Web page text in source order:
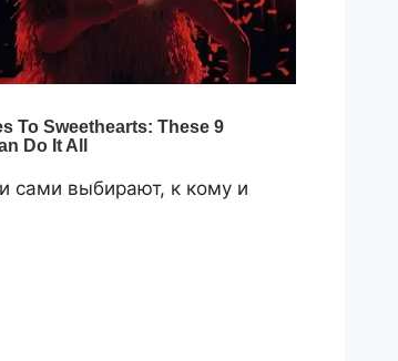
выбирают, к кому и